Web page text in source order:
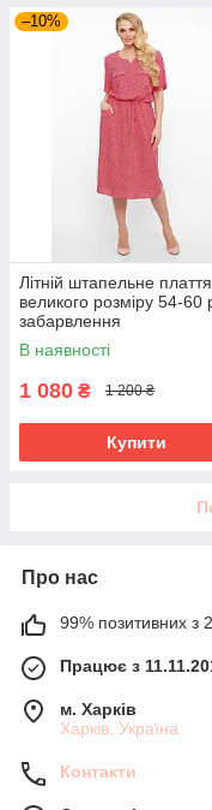
–10%
Літній штапельне плаття
великого розміру 54-60
забарвлення
В наявності
1 080 ₴ 1 200 ₴
Купити
Про нас
99% позитивних з
Працює з
м. Харків
Харків, Україна
Контакти